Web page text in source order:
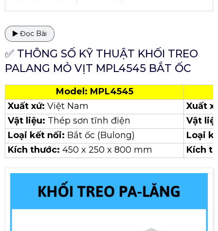
Đọc Bài
✅ THÔNG SỐ KỸ THUẬT KHỐI TREO
PALANG MỎ VỊT MPL4545 BẮT ỐC
Model: MPL4545
Xuất xứ: Việt Nam
Xuất
Vật liệu: Thép sơn tĩnh điện
Vật
Loại kết nối: Bắt ốc (Bulong)
Loại
Kích thước: 450 x 250 x 800 mm Kích